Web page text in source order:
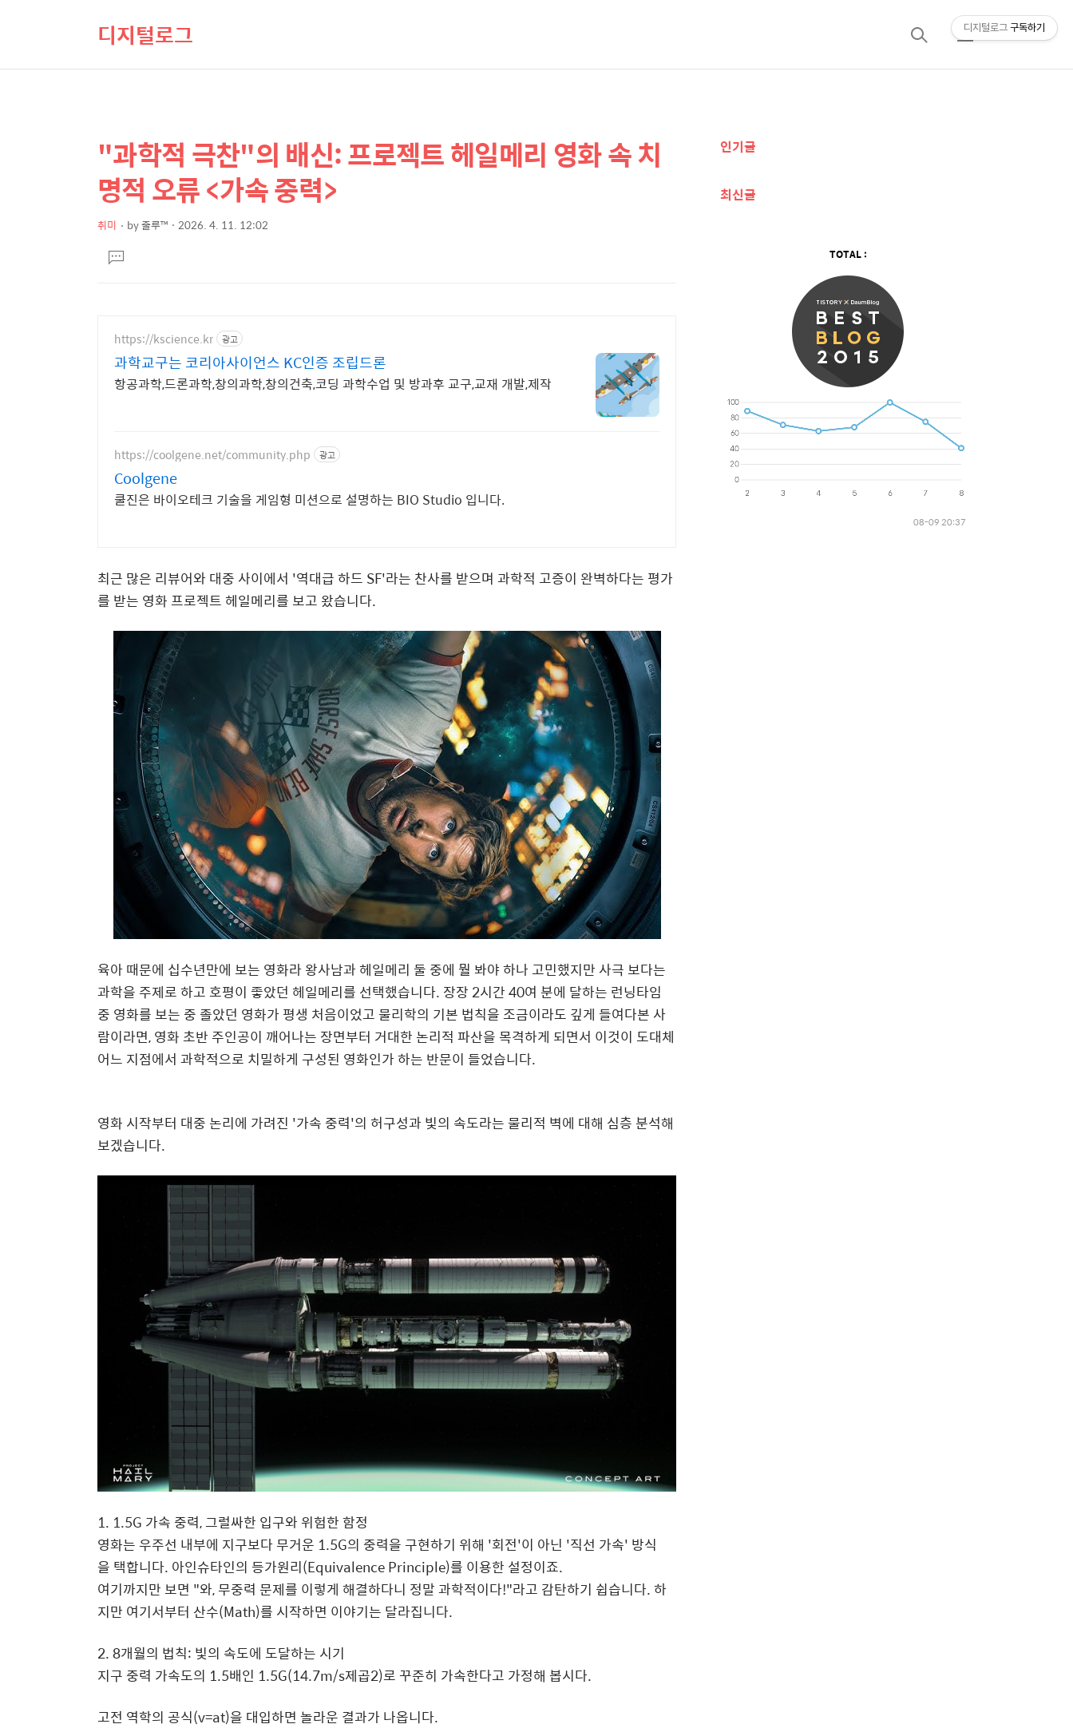
디지털로그
검
메
상
컨
텐
본
제
목
"과학적 극찬"의 배신: 프로젝트 헤일메리 영화 속 치
명적 오류 <가속 중력>
취미 by줄루™ 2026. 4. 11. 12:02
문댓
글
https://kscience.kr 광고
과학교구는 코리아사이언스 KC인증 조립드론
항공과학,드론과학,창의과학,창의건축,코딩 과학수업 및 방과후 교구,교재 개발,제작
https://coolgene.net/community.php 광고
Coolgene
쿨진은 바이오테크 기술을 게임형 미션으로 설명하는 BIO Studio 입니다.
최근 많은 리뷰어와 대중 사이에서 '역대급 하드 SF'라는 찬사를 받으며 과학적 고증이 완벽하다는 평가
를 받는 영화 프로젝트 헤일메리를 보고 왔습니다.
육아 때문에 십수년만에 보는 영화라 왕사남과 헤일메리 둘 중에 뭘 봐야 하나 고민했지만 사극 보다는
과학을 주제로 하고 호평이 좋았던 헤일메리를 선택했습니다. 장장 2시간 40여 분에 달하는 런닝타임
중 영화를 보는 중 졸았던 영화가 평생 처음이었고 물리학의 기본 법칙을 조금이라도 깊게 들여다본 사
람이라면, 영화 초반 주인공이 깨어나는 장면부터 거대한 논리적 파산을 목격하게 되면서 이것이 도대체
어느 지점에서 과학적으로 치밀하게 구성된 영화인가 하는 반문이 들었습니다.
영화 시작부터 대중 논리에 가려진 '가속 중력'의 허구성과 빛의 속도라는 물리적 벽에 대해 심층 분석해
보겠습니다.
1. 1.5G 가속 중력, 그럴싸한 입구와 위험한 함정
영화는 우주선 내부에 지구보다 무거운 1.5G의 중력을 구현하기 위해 '회전'이 아닌 '직선 가속' 방식
을 택합니다. 아인슈타인의 등가원리(Equivalence Principle)를 이용한 설정이죠.
여기까지만 보면 "와, 무중력 문제를 이렇게 해결하다니 정말 과학적이다!"라고 감탄하기 쉽습니다. 하
지만 여기서부터 산수(Math)를 시작하면 이야기는 달라집니다.
2. 8개월의 법칙: 빛의 속도에 도달하는 시기
지구 중력 가속도의 1.5배인 1.5G(14.7m/s제곱2)로 꾸준히 가속한다고 가정해 봅시다.
고전 역학의 공식(v=at)을 대입하면 놀라운 결과가 나옵니다.
추
정
인기글
최신글
TOTAL :
08-09 20:37
디지털로그 구독하기